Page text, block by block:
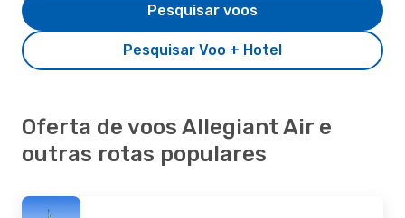
Pesquisar Voo + Hotel
Pesquisar voos
Oferta de voos Allegiant Air e
outras rotas populares